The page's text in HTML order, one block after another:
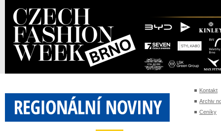
Kontakt
Archiv
Ceníky